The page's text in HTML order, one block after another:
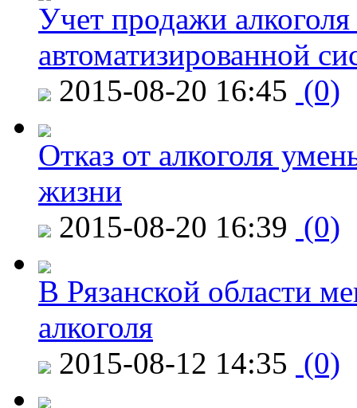
Учет продажи
автоматизированной
2015-08-20 16:45 (0)
Отказ от алкоголя
жизни
2015-08-20 16:39 (0)
В Рязанской области
алкоголя
2015-08-12 14:35 (0)